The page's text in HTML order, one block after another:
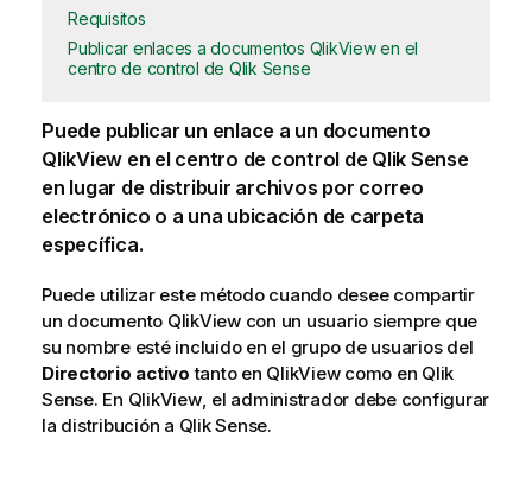
Requisitos
Publicar enlaces a documentos QlikView en el
centro de control de Qlik Sense
Puede publicar un enlace a un documento
QlikView en el centro de control de Qlik Sense
en lugar de distribuir archivos por correo
electrónico o a una ubicación de carpeta
específica.
Puede utilizar este método cuando desee compartir
un documento QlikViewcon un usuario siempre que
su nombre esté incluido en el grupo de usuarios del
Directorio activo tanto en QlikViewcomo en Qlik
Sense. En QlikView, el administrador debe configurar
la distribución a Qlik Sense.